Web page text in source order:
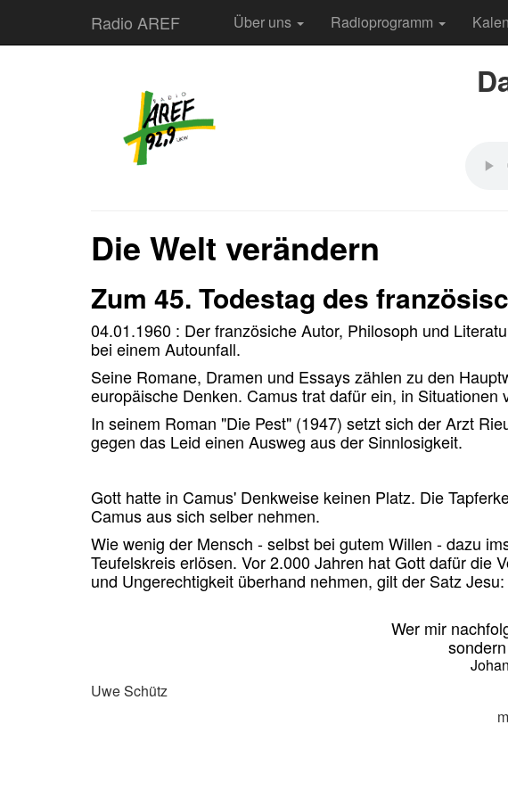
Radio AREF Über uns Radioprogramm
Die Welt verändern
Zum 45. Todestag des
04.01.1960 : Der französiche Autor, Philosoph und
bei einem Autounfall.
Seine Romane, Dramen und Essays zählen zu den
europäische Denken. Camus trat dafür ein, in
In seinem Roman "Die Pest" (1947) setzt sich der Arzt
gegen das Leid einen Ausweg aus der Sinnlosigkeit.
Gott hatte in Camus' Denkweise keinen Platz. Die
Camus aus sich selber nehmen.
Wie wenig der Mensch - selbst bei gutem Willen - dazu
Teufelskreis erlösen. Vor 2.000 Jahren hat Gott dafür die
und Ungerechtigkeit überhand nehmen, gilt der Satz Jesu:
Wer mir
Uwe Schütz